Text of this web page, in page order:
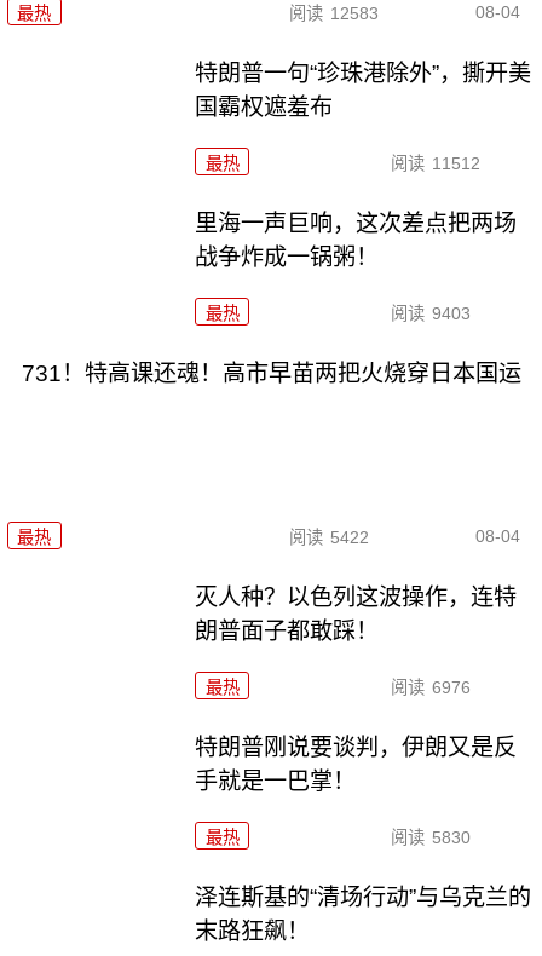
最热 阅读 12583 08-04
特朗普一句“珍珠港除外”，撕开美
国霸权遮羞布
最热 阅读 11512
里海一声巨响，这次差点把两场
战争炸成一锅粥！
最热 阅读 9403
731！特高课还魂！高市早苗两把火烧穿日本国运
最热 阅读 5422 08-04
灭人种？以色列这波操作，连特
朗普面子都敢踩！
最热 阅读 6976
特朗普刚说要谈判，伊朗又是反
手就是一巴掌！
最热 阅读 5830
泽连斯基的“清场行动”与乌克兰的
末路狂飙！